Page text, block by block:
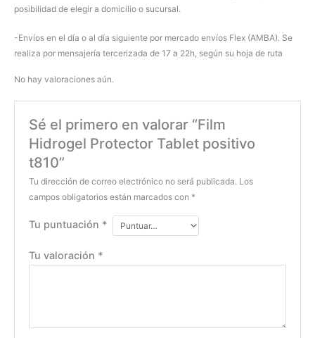
posibilidad de elegir a domicilio o sucursal.
-Envíos en el día o al día siguiente por mercado envíos Flex (AMBA). Se
realiza por mensajería tercerizada de 17 a 22h, según su hoja de ruta
No hay valoraciones aún.
Sé el primero en valorar “Film
Hidrogel Protector Tablet positivo
t810”
Tu dirección de correo electrónico no será publicada. Los
campos obligatorios están marcados con *
Tu puntuación *
Tu valoración *